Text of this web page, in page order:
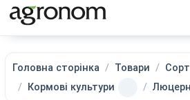
Головна сторінка Товари
Кормові культури